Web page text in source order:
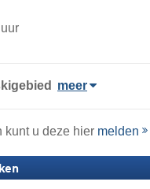
meer
kunt u deze hier melden